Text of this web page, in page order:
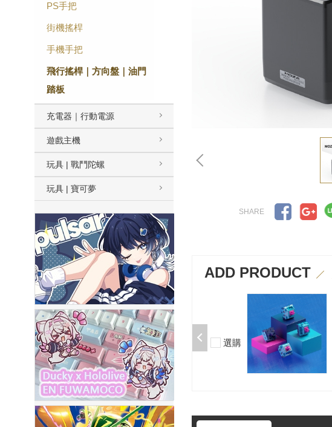
PS手把
街機搖桿
手機手把
飛行搖桿｜方向盤｜油門
踏板
充電器｜行動電源
遊戲主機
玩具 | 戰鬥陀螺
玩具 | 寶可夢
ADD PRODUCT
加購-夢境軸/5腳/段落/58g/無潤/10
入 000377000013*10
$50
-
選購